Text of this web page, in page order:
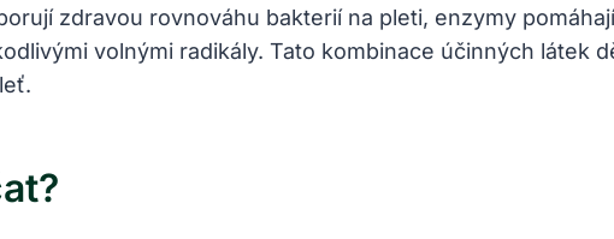
zdravou rovnováhu bakterií na pleti, enzymy
volnými radikály. Tato kombinace účinných látek